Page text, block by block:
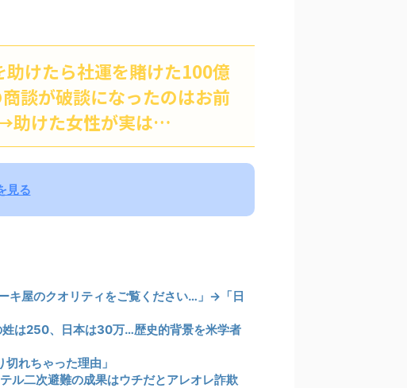
助けたら社運を賭けた100億
談が破談になったのはお前
助けた女性が実は…
見る
キ屋のクオリティをご覧ください…」→「日
姓は250、日本は30万…歴史的背景を米学者
れちゃった理由」
ル二次避難の成果はウチだとアレオレ詐欺